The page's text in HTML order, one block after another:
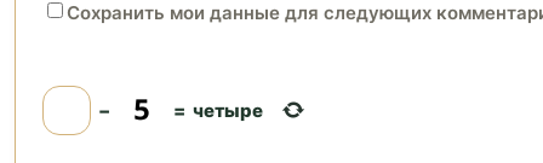
Сохранить мои данные для следующих
− = четыре